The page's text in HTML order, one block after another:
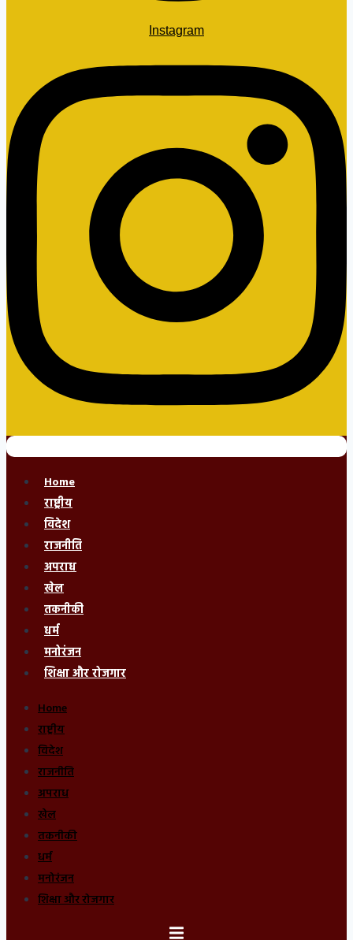
Instagram
Home
राष्ट्रीय
विदेश
राजनीति
अपराध
खेल
तकनीकी
धर्म
मनोरंजन
शिक्षा और रोजगार
Home
राष्ट्रीय
विदेश
राजनीति
अपराध
खेल
तकनीकी
धर्म
मनोरंजन
शिक्षा और रोजगार